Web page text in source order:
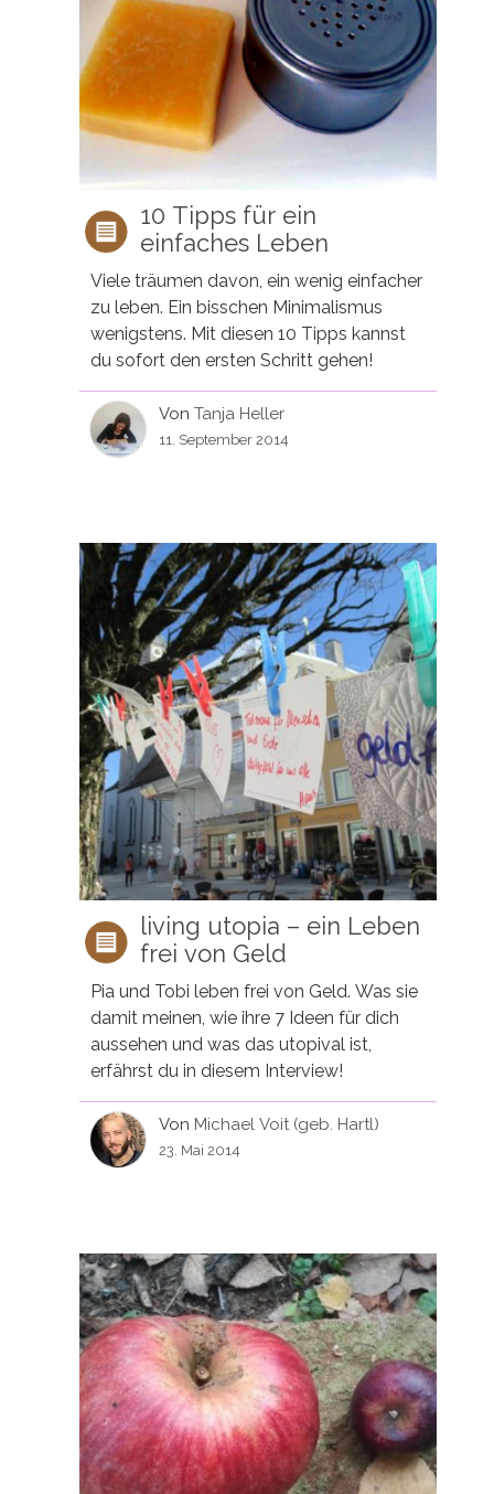
10 Tipps für ein
einfaches Leben
Viele träumen davon, ein wenig einfacher
zu leben. Ein bisschen Minimalismus
wenigstens. Mit diesen 10 Tipps kannst
du sofort den ersten Schritt gehen!
VonTanja Heller
11. September 2014
living utopia – ein Leben
frei von Geld
Pia und Tobi leben frei von Geld. Was sie
damit meinen, wie ihre 7 Ideen für dich
aussehen und was das utopival ist,
erfährst du in diesem Interview!
Von Michael Voit (geb. Hartl)
23. Mai 2014